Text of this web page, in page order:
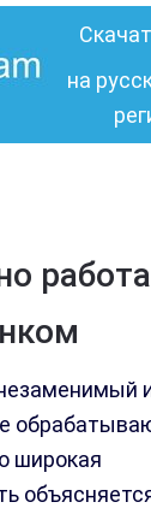
на
широкая